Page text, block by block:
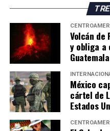
Volcán de
y obliga a
Guatemala
México
cártel de
Estados